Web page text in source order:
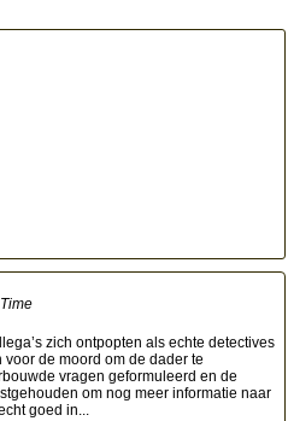
zich ontpopten als echte detectives
de moord om de dader te
vragen geformuleerd en de
om nog meer informatie naar
goed in...